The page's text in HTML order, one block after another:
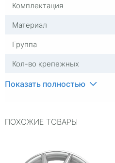
Комплектация
Материал
Группа
Кол-во крепежных
отверстий
Показать полностью
ПОХОЖИЕ ТОВАРЫ